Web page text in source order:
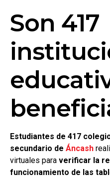
Son 417
Estudiantes de 417
secundario de Áncash
virtuales para verificar la
funcionamiento de las